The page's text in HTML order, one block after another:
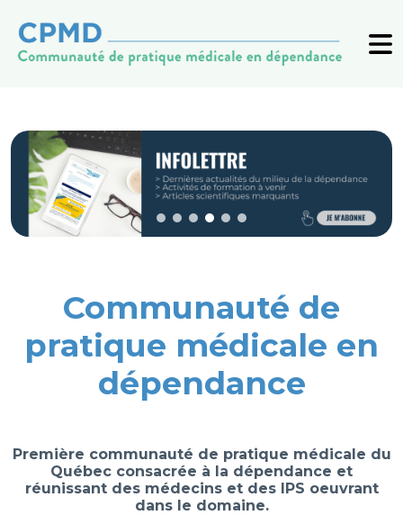
Communauté de
pratique médicale en
dépendance
Première communauté de pratique médicale du
Québec consacrée à la dépendance et
réunissant des médecins et des IPS oeuvrant
dans le domaine.